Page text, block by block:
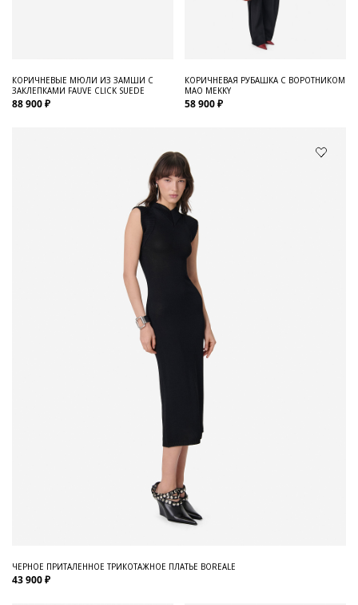
КОРИЧНЕВЫЕ МЮЛИ ИЗ ЗАМШИ С
ЗАКЛЕПКАМИ FAUVE CLICK SUEDE
88 900 ₽
КОРИЧНЕВАЯ РУБАШКА С ВОРОТНИКОМ
МАО MEKKY
58 900 ₽
ЧЕРНОЕ ПРИТАЛЕННОЕ ТРИКОТАЖНОЕ ПЛАТЬЕ BOREALE
43 900 ₽